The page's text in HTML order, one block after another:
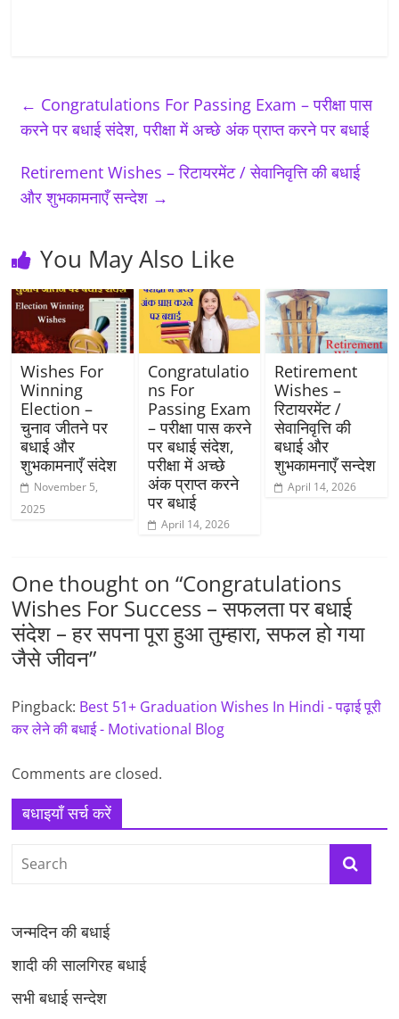
← Congratulations For Passing Exam – परीक्षा पास
करने पर बधाई संदेश, परीक्षा में अच्छे अंक प्राप्त करने पर बधाई
Retirement Wishes – रिटायरमेंट / सेवानिवृत्ति की बधाई
और शुभकामनाएँ सन्देश →
You May Also Like
Wishes For
Winning
Election –
चुनाव जीतने पर
बधाई और
शुभकामनाएँ संदेश
November 5,
2025
Congratulatio
ns For
Passing Exam
– परीक्षा पास करने
पर बधाई संदेश,
परीक्षा में अच्छे
अंक प्राप्त करने
पर बधाई
April 14, 2026
Retirement
Wishes –
रिटायरमेंट /
सेवानिवृत्ति की
बधाई और
शुभकामनाएँ सन्देश
April 14, 2026
One thought on “Congratulations
Wishes For Success – सफलता पर बधाई
संदेश – हर सपना पूरा हुआ तुम्हारा, सफल हो गया
जैसे जीवन”
Pingback: Best 51+ Graduation Wishes In Hindi - पढ़ाई पूरी
कर लेने की बधाई - Motivational Blog
Comments are closed.
बधाइयाँ सर्च करें
जन्मदिन की बधाई
शादी की सालगिरह बधाई
सभी बधाई सन्देश